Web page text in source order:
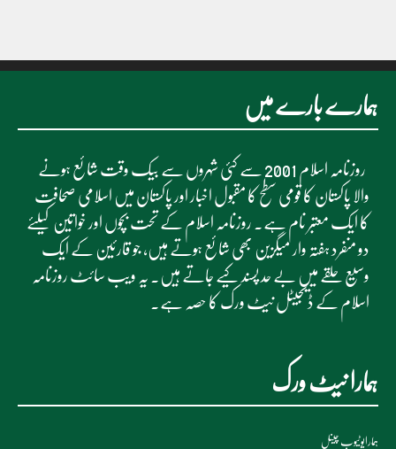
ہمارے بارے میں
روزنامہ اسلام 2001 سے کئی شہروں سے بیک وقت شائع ہونے
والا پاکستان کا قومی سطح کا مقبول اخبار اور پاکستان میں اسلامی صحافت
کا ایک معتبر نام ہے۔ روزنامہ اسلام کے تحت بچوں اور خواتین کیلئے
دو منفرد ہفتہ وار میگزین بھی شائع ہوتے ہیں، جو قارئین کے ایک
وسیع حلقے میں بے حد پسند کیے جاتے ہیں۔ یہ ویب سائٹ روزنامہ
اسلام کے ڈیجیٹل نیٹ ورک کا حصہ ہے۔
ہمارا نیٹ ورک
ہمارایوٹیوب چینل